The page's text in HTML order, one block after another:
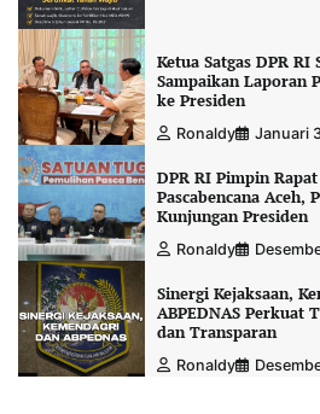
Ketua Satgas DPR
Sampaikan Laporan
ke Presiden
Ronaldy Januari
DPR RI Pimpin
Pascabencana Aceh,
Kunjungan Presiden
Ronaldy
Sinergi Kejaksaan,
ABPEDNAS Perkuat
dan Transparan
Ronaldy